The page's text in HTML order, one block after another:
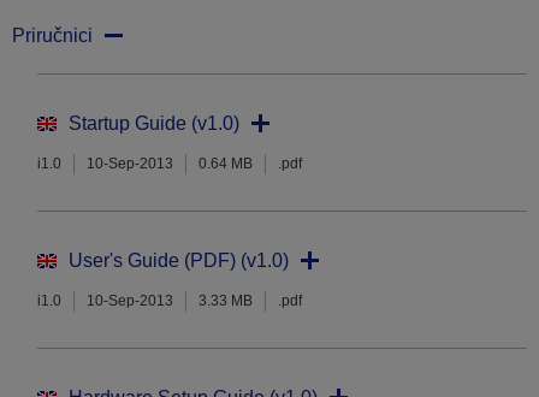
Priručnici
Startup Guide (v1.0)
i1.0 10-Sep-2013 0.64 MB .pdf
User's Guide (PDF) (v1.0)
i1.0 10-Sep-2013 3.33 MB .pdf